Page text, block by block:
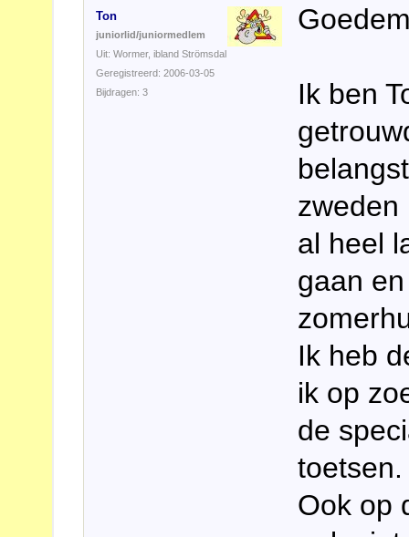
Ton
juniorlid/juniormedlem
Uit: Wormer, ibland Strömsdal
Geregistreerd: 2006-03-05
Bijdragen: 3
Ik ben
zweden
al heel
gaan
Ik heb
ik op
de
toetsen.
Ook op